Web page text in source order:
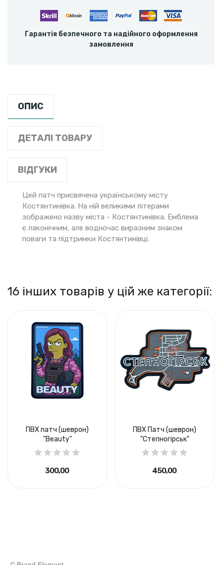
Гарантія безпечного та надійного оформлення
замовлення
ОПИС
ДЕТАЛІ ТОВАРУ
ВІДГУКИ
Цей патч присвячена українському місту
Костянтинівка. На ній великими літерами
зображено назву міста - Костянтинівка. Емблема
є лаконічним, але водночас виразним знаком
поваги та підтримки Костянтинівці.
16 інших товарів у цій же категорії:
ПВХ патч (шеврон)
"Beauty"
300,00 ₴
ПВХ Патч (шеврон)
"Степногірськ"
450,00 ₴